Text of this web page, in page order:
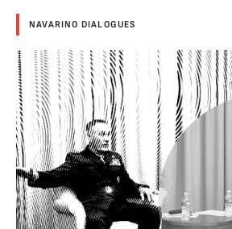
NAVARINO DIALOGUES